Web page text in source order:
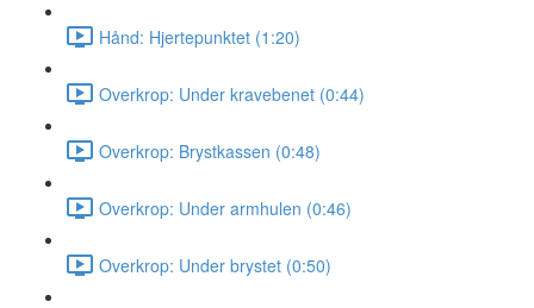
Hånd: Hjertepunktet (1:20)
Overkrop: Under kravebenet (0:44)
Overkrop: Brystkassen (0:48)
Overkrop: Under armhulen (0:46)
Overkrop: Under brystet (0:50)